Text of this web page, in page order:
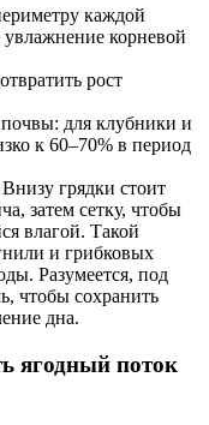
каждой
увлажнение корневой
рост
для клубники и
к 60–70% в период
грядки стоит
затем сетку, чтобы
влагой. Такой
и грибковых
Разумеется, под
чтобы сохранить
дна.
ягодный поток